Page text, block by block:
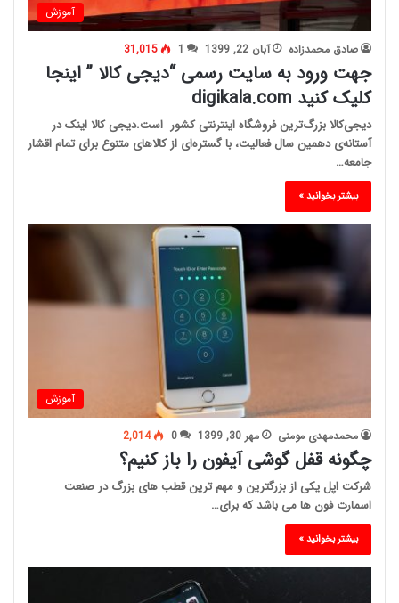
آموزش
صادق محمدزاده آبان 22, 1399 1
31,015
جهت ورود به سایت رسمی “دیجی کالا ” اینجا
کلیک کنید digikala.com
دیجی‌کالا بزرگ‌ترین فروشگاه اینترنتی کشور است.دیجی کالا اینک در
آستانه‌ی دهمین سال فعالیت، با گستره‌ای از کالاهای متنوع برای تمام اقشار
جامعه…
بیشتر بخوانید »
آموزش
محمدمهدی مومنی مهر 30, 1399 0
2,014
چگونه قفل گوشی آیفون را باز کنیم؟
شرکت اپل یکی از بزرگترین و مهم ترین قطب های بزرگ در صنعت
اسمارت فون ها می باشد که برای…
بیشتر بخوانید »